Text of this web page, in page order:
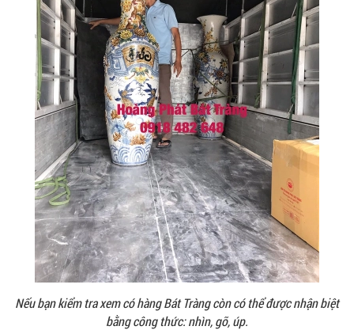
Nếu bạn kiểm tra xem có hàng Bát Tràng còn có thể được nhận biệt
bằng công thức: nhìn, gõ, úp.